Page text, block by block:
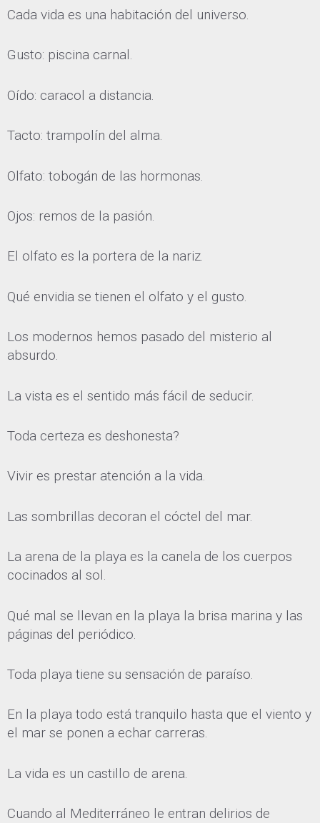
Cada vida es una habitación del universo.
Gusto: piscina carnal.
Oído: caracol a distancia.
Tacto: trampolín del alma.
Olfato: tobogán de las hormonas.
Ojos: remos de la pasión.
El olfato es la portera de la nariz.
Qué envidia se tienen el olfato y el gusto.
Los modernos hemos pasado del misterio al
absurdo.
La vista es el sentido más fácil de seducir.
Toda certeza es deshonesta?
Vivir es prestar atención a la vida.
Las sombrillas decoran el cóctel del mar.
La arena de la playa es la canela de los cuerpos
cocinados al sol.
Qué mal se llevan en la playa la brisa marina y las
páginas del periódico.
Toda playa tiene su sensación de paraíso.
En la playa todo está tranquilo hasta que el viento y
el mar se ponen a echar carreras.
La vida es un castillo de arena.
Cuando al Mediterráneo le entran delirios de